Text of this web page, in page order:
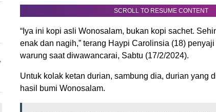
SCROLL TO RESUME CONTENT
“Iya ini kopi asli Wonosalam, bukan kopi sachet.
enak dan nagih,” terang Haypi Carolinsia (18)
warung saat diwawancarai, Sabtu (17/2/2024).
Untuk kolak ketan durian, sambung dia, durian yang
hasil bumi Wonosalam.